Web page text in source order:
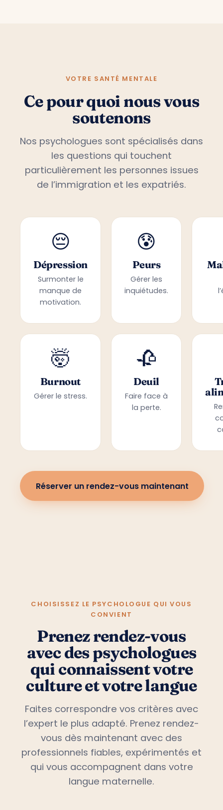
VOTRE SANTÉ MENTALE
Ce pour quoi nous vous
soutenons
Nos psychologues sont spécialisés dans
les questions qui touchent
particulièrement les personnes issues
de l’immigration et les expatriés.
😔
Dépression
Surmonter le
manque de
motivation.
😰
Peurs
Gérer les
inquiétudes.
🤯
Burnout
Gérer le stress.
🥀
Deuil
Faire face à
la perte.
Réserver un rendez-vous maintenant
CHOISISSEZ LE PSYCHOLOGUE QUI VOUS
CONVIENT
Prenez rendez-vous
avec des psychologues
qui connaissent votre
culture et votre langue
Faites correspondre vos critères avec
l’expert le plus adapté. Prenez rendez-
vous dès maintenant avec des
professionnels fiables, expérimentés et
qui vous accompagnent dans votre
langue maternelle.